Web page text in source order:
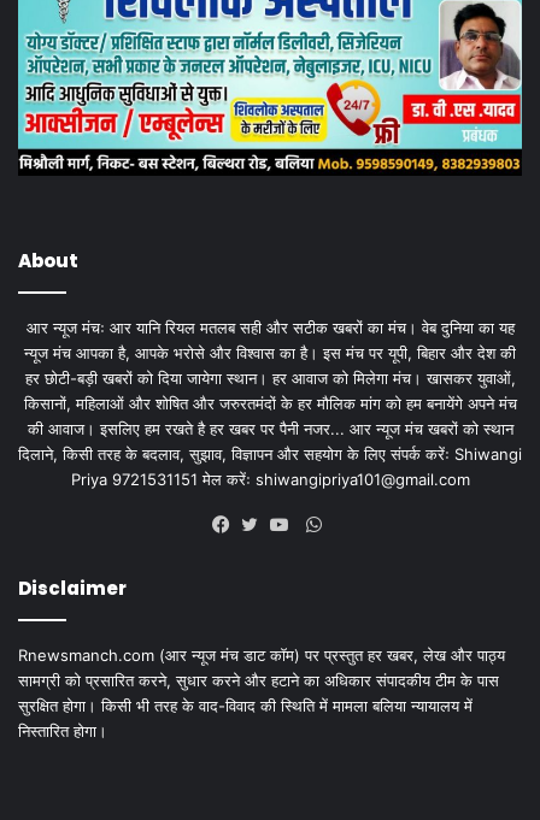
About
आर न्यूज मंचः आर यानि रियल मतलब सही और सटीक खबरों का मंच। वेब दुनिया का यह
न्यूज मंच आपका है, आपके भरोसे और विश्वास का है। इस मंच पर यूपी, बिहार और देश की
हर छोटी-बड़ी खबरों को दिया जायेगा स्थान। हर आवाज को मिलेगा मंच। खासकर युवाओं,
किसानों, महिलाओं और शोषित और जरुरतमंदों के हर मौलिक मांग को हम बनायेंगे अपने मंच
की आवाज। इसलिए हम रखते है हर खबर पर पैनी नजर... आर न्यूज मंच खबरों को स्थान
दिलाने, किसी तरह के बदलाव, सुझाव, विज्ञापन और सहयोग के लिए संपर्क करेंः Shiwangi
Priya 9721531151 मेल करेंः shiwangipriya101@gmail.com
WhatsApp
Disclaimer
Rnewsmanch.com (आर न्यूज मंच डाट काॅम) पर प्रस्तुत हर खबर, लेख और पाठ्य
सामग्री को प्रसारित करने, सुधार करने और हटाने का अधिकार संपादकीय टीम के पास
सुरक्षित होगा। किसी भी तरह के वाद-विवाद की स्थिति में मामला बलिया न्यायालय में
निस्तारित होगा।